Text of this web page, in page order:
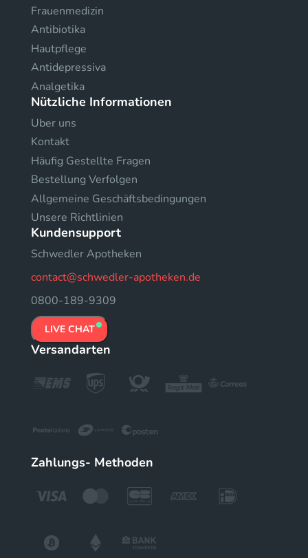
Frauenmedizin
Antibiotika
Hautpflege
Antidepressiva
Analgetika
Nützliche Informationen
Uber uns
Kontakt
Häufig Gestellte Fragen
Bestellung Verfolgen
Allgemeine Geschäftsbedingungen
Unsere Richtlinien
Kundensupport
Schwedler Apotheken
contact@schwedler-apotheken.de
0800-189-9309
LIVE CHAT
Versandarten
Zahlungs- Methoden